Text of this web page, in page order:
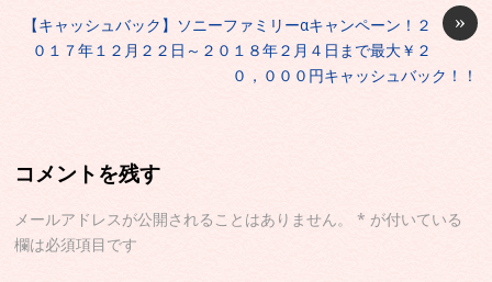
»
【キャッシュバック】ソニーファミリーαキャンペーン！２
０１７年１２月２２日～２０１８年２月４日まで最大￥２
０，０００円キャッシュバック！！
コメントを残す
メールアドレスが公開されることはありません。 * が付いている
欄は必須項目です